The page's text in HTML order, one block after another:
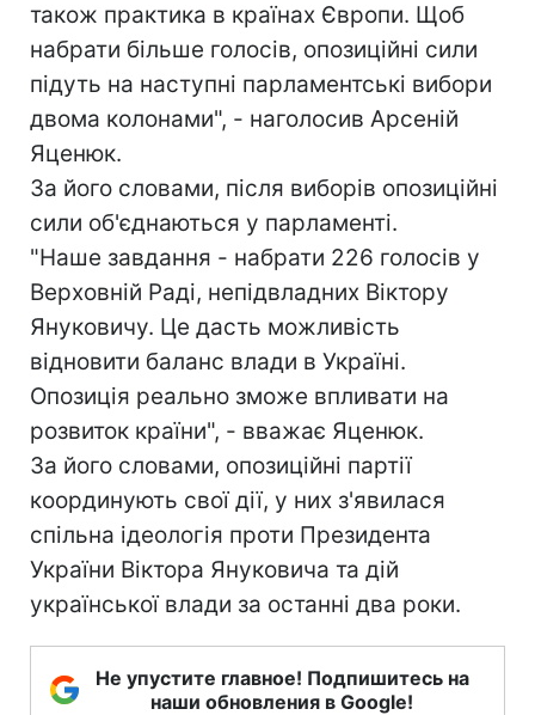
також практика в країнах Європи. Щоб
набрати більше голосів, опозиційні сили
підуть на наступні парламентські вибори
двома колонами", - наголосив Арсеній
Яценюк.
За його словами, після виборів опозиційні
сили об'єднаються у парламенті.
"Наше завдання - набрати 226 голосів у
Верховній Раді, непідвладних Віктору
Януковичу. Це дасть можливість
відновити баланс влади в Україні.
Опозиція реально зможе впливати на
розвиток країни", - вважає Яценюк.
За його словами, опозиційні партії
координують свої дії, у них з'явилася
спільна ідеологія проти Президента
України Віктора Януковича та дій
української влади за останні два роки.
Не упустите главное! Подпишитесь на
наши обновления в Google!